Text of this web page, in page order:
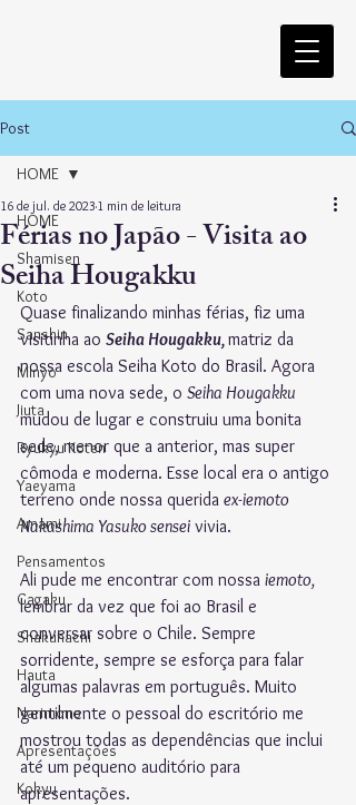
Post
HOME
Shamisen
Koto
Sanshin
Minyo
Jiuta
Ryukyu Koten
Yaeyama
Amami
Pensamentos
Gagaku
Shakuhachi
Hauta
Narimono
Apresentações
Kokyu
HOME
Férias no Japão - Visita ao
Seiha Hougakku
16 de jul. de 2023 1 min de leitura
Quase finalizando minhas férias, fiz uma
visitinha ao Seiha Hougakku, matriz da
nossa escola Seiha Koto do Brasil. Agora
com uma nova sede, o Seiha Hougakku
mudou de lugar e construiu uma bonita
sede, menor que a anterior, mas super
cômoda e moderna. Esse local era o antigo
terreno onde nossa querida ex-iemoto
Nakashima Yasuko sensei vivia.
Ali pude me encontrar com nossa iemoto,
lembrar da vez que foi ao Brasil e
conversar sobre o Chile. Sempre
sorridente, sempre se esforça para falar
algumas palavras em português. Muito
gentilmente o pessoal do escritório me
mostrou todas as dependências que inclui
até um pequeno auditório para
apresentações.